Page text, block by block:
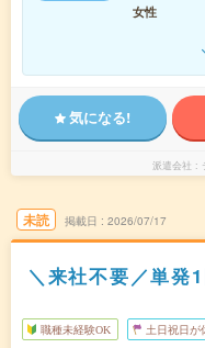
女性
気になる!
派遣会社
未読 掲載日 2026/07/17
＼来社不要／単発
職種未経験OK 土日祝日が